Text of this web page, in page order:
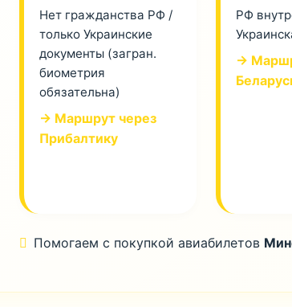
Нет гражданства РФ /
только Украинские
документы (загран.
биометрия
обязательна)
→ Маршрут через
Прибалтику
РФ
→
Помогаем с покупкой авиабилетов